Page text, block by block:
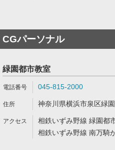
CGパーソナル
緑園都市教室
045-815-2000
神奈川県横浜市泉区緑
相鉄いずみ野線 緑園都
相鉄いずみ野線 南万騎